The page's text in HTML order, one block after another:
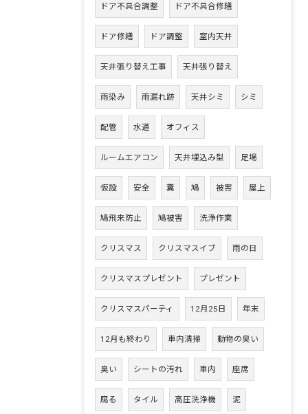
ドア不具合調整 ドア不具合修繕
ドア修繕 ドア調整 室内天井
天井張り替え工事 天井張り替え
雨染み 雨漏れ跡 天井シミ シミ
配管 水道 オフィス
ルームエアコン 天井埋込み型 足場
仮設 安全 糞 鳩 被害 屋上
鳩飛来防止 鳩被害 洗浄作業
クリスマス クリスマスイブ 雨の日
クリスマスプレゼント プレゼント
クリスマスパーティ 12月25日 年末
12月も終わり 車内清掃 動物の臭い
臭い シートの汚れ 車内 座席
腐る タイル 高圧洗浄機 泥